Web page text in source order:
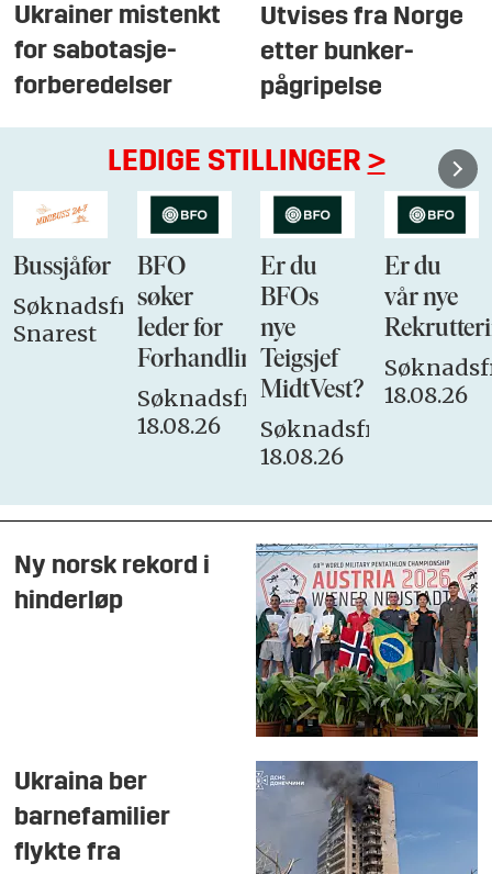
Ukrainer mistenkt
for sabotasje-
forberedelser
Utvises fra Norge
etter bunker-
pågripelse
LEDIGE STILLINGER >
Bussjåfør
Søknadsfrist:
Snarest
BFO
søker
leder for
Forhandlingsutvalget
Søknadsfrist:
18.08.26
Er du
BFOs
nye
Teigsjef
MidtVest?
Søknadsfrist:
18.08.26
Er du
vår nye
18.08.26
Ny norsk rekord i
hinderløp
Ukraina ber
barnefamilier
flykte fra